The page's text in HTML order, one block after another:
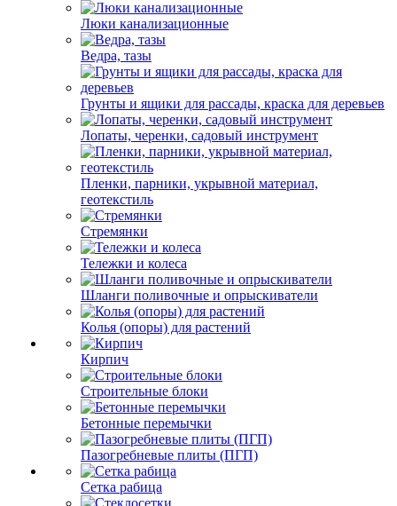
Люки канализационные
Ведра, тазы
Грунты и ящики для рассады, краска для деревьев
Лопаты, черенки, садовый инструмент
Пленки, парники, укрывной материал,
геотекстиль
Стремянки
Тележки и колеса
Шланги поливочные и опрыскиватели
Колья (опоры) для растений
Кирпич
Строительные блоки
Бетонные перемычки
Пазогребневые плиты (ПГП)
Сетка рабица